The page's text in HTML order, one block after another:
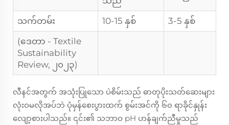
သက်တမ်း 10-15 နှစ်
3-5 နှစ်
(ဒေတာ - Textile
Sustainability
Review, ၂၀၂၃)
လီနင်အတွက် အသုံးပြုသော ပဲစိမ်းသည် ဓာတုပိုးသတ်ဆေးများ
လုံးဝမလိုအပ်ဘဲ ပုံမှန်စေးပွားထက် စွမ်းအင်ကို ၆၀ ရာခိုင်နှုန်း
လျော့စားပါသည်။ ၎င်း၏ သဘာဝ pH ဟန်ချက်ညီမှုသည်